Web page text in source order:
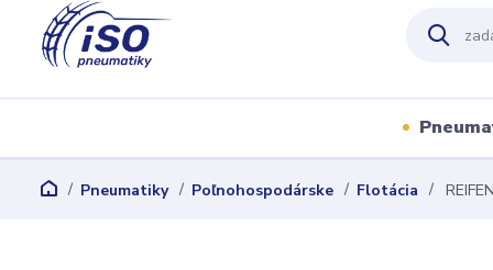
Pneumatiky Poľnohospodárske Flotácia